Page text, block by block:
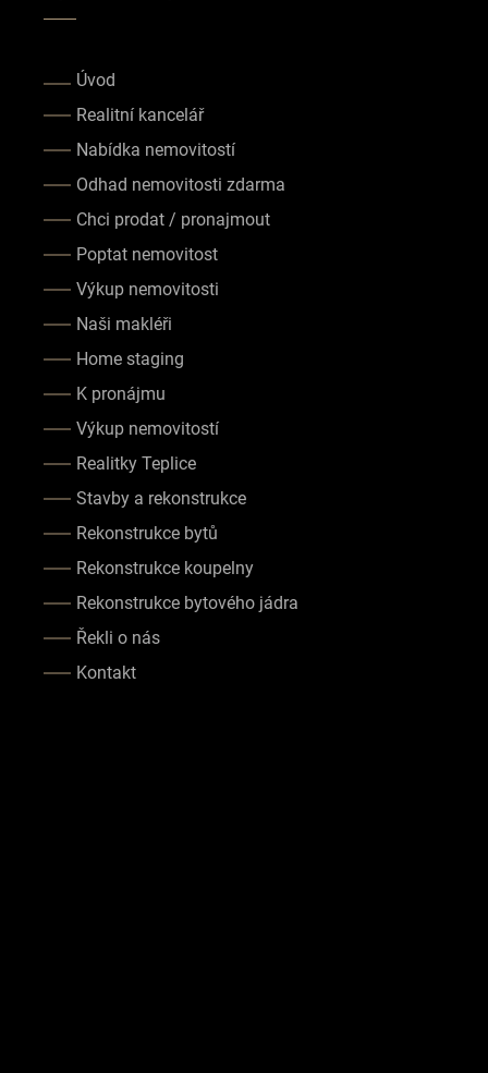
Úvod
Realitní kancelář
Nabídka nemovitostí
Odhad nemovitosti zdarma
Chci prodat / pronajmout
Poptat nemovitost
Výkup nemovitosti
Naši makléři
Home staging
K pronájmu
Výkup nemovitostí
Realitky Teplice
Stavby a rekonstrukce
Rekonstrukce bytů
Rekonstrukce koupelny
Rekonstrukce bytového jádra
Řekli o nás
Kontakt